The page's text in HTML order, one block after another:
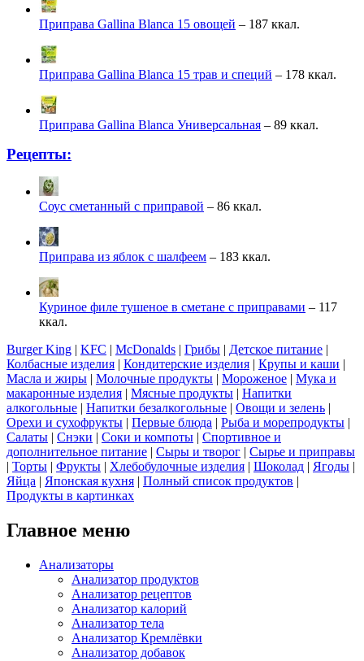
Приправа Gallina Blanca 15 овощей – 187 ккал.
Приправа Gallina Blanca 15 трав и специй – 178 ккал.
Приправа Gallina Blanca Универсальная – 89 ккал.
Рецепты:
Соус сметанный с приправой – 86 ккал.
Приправа из яблок с шалфеем – 183 ккал.
Куриное филе тушеное в сметане с приправами – 117
ккал.
Burger King | KFC | McDonalds | Грибы | Детское питание |
Колбасные изделия | Кондитерские изделия | Крупы и каши |
Масла и жиры | Молочные продукты | Мороженое | Мука и
макаронные изделия | Мясные продукты | Напитки
алкогольные | Напитки безалкогольные | Овощи и зелень |
Орехи и сухофрукты | Первые блюда | Рыба и морепродукты |
Салаты | Снэки | Соки и компоты | Спортивное и
дополнительное питание | Сыры и творог | Сырье и приправы
| Торты | Фрукты | Хлебобулочные изделия | Шоколад | Ягоды |
Яйца | Японская кухня | Полный список продуктов |
Продукты в картинках
Главное меню
Анализаторы
Анализатор продуктов
Анализатор рецептов
Анализатор калорий
Анализатор тела
Анализатор Кремлёвки
Анализатор добавок